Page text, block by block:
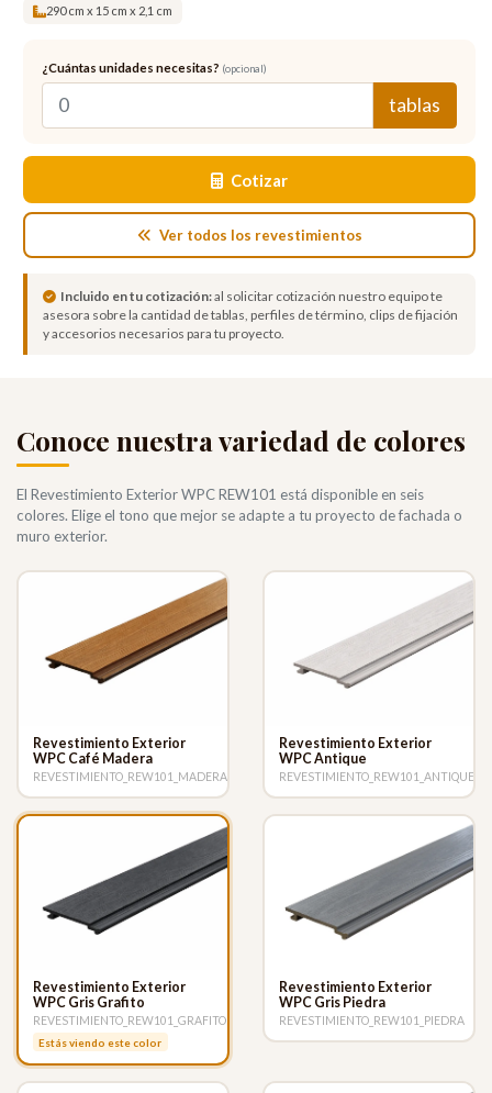
290 cm x 15 cm x 2,1 cm
¿Cuántas unidades necesitas? (opcional)
tablas
Cotizar
Ver todos los revestimientos
Incluido en tu cotización:al solicitar cotización nuestro equipo te
asesora sobre la cantidad de tablas, perfiles de término, clips de fijación
y accesorios necesarios para tu proyecto.
Conoce nuestra variedad de colores
El Revestimiento Exterior WPC REW101 está disponible en seis
colores. Elige el tono que mejor se adapte a tu proyecto de fachada o
muro exterior.
Revestimiento Exterior
WPC Café Madera
REVESTIMIENTO_REW101_MADERA
Revestimiento Exterior
WPC Antique
REVESTIMIENTO_REW101_ANTIQUE
Revestimiento Exterior
WPC Gris Grafito
REVESTIMIENTO_REW101_GRAFITO
Estás viendo este color
Revestimiento Exterior
WPC Gris Piedra
REVESTIMIENTO_REW101_PIEDRA